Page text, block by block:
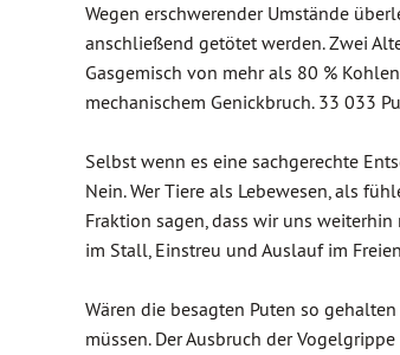
Wegen erschwerender Umstände
anschließend getötet werden. Zwei
Gasgemisch von mehr als 80 %
mechanischem Genickbruch. 33 033
Selbst wenn es eine sachgerechte
Nein. Wer Tiere als Lebewesen, als
Fraktion sagen, dass wir uns
im Stall, Einstreu und Auslauf im
Wären die besagten Puten so
müssen. Der Ausbruch der